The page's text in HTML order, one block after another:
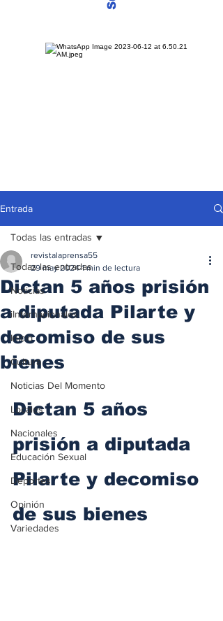
Entrada
Todas las entradas
Noticias
iInternacionales
Inicio
Cultura
Noticias Del Momento
Locales
Nacionales
Educación Sexual
Deportes
Opinión
Variedades
Todas las entradas
Dictan 5 años prisión
a diputada Pilarte y
decomiso de sus
bienes
revistalaprensa55
29 may 2024 1 min de lectura
Dictan 5 años
prisión a diputada
Pilarte y decomiso
de sus bienes